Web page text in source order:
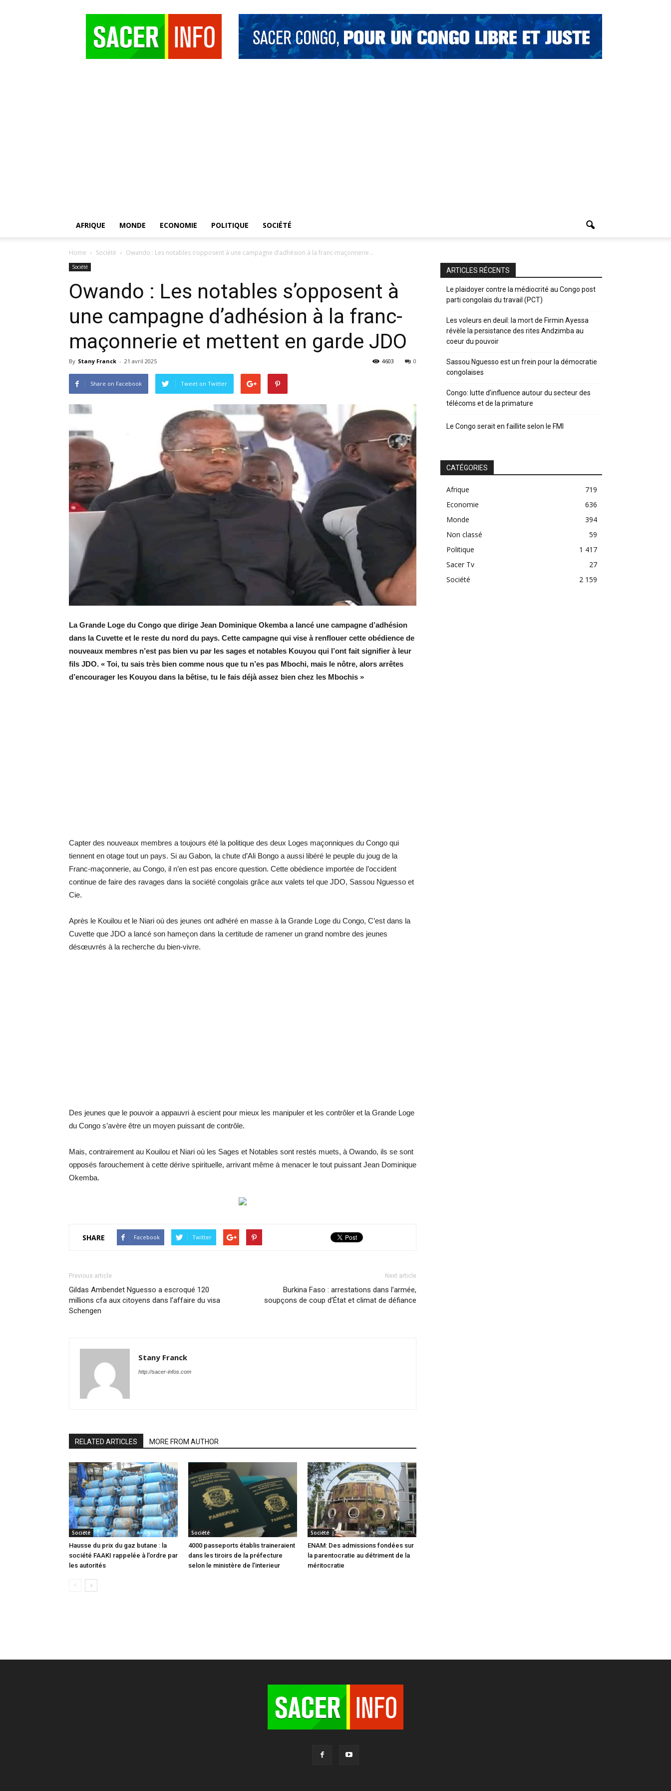
AFRIQUE MONDE ECONOMIE POLITIQUE SOCIÉTÉ
Home Société Owando : Les notables s’opposent à une campagne d’adhésion à la franc-maçonnerie...
Société
Owando : Les notables s’opposent à
une campagne d’adhésion à la franc-
maçonnerie et mettent en garde JDO
By Stany Franck - 21 avril 2025 0
4603
Share on Facebook Tweet on Twitter
La Grande Loge du Congo que dirige Jean Dominique Okemba a lancé une campagne d’adhésion
dans la Cuvette et le reste du nord du pays. Cette campagne qui vise à renflouer cette obédience de
nouveaux membres n’est pas bien vu par les sages et notables Kouyou qui l’ont fait signifier à leur
fils JDO. « Toi, tu sais très bien comme nous que tu n’es pas Mbochi, mais le nôtre, alors arrêtes
d’encourager les Kouyou dans la bêtise, tu le fais déjà assez bien chez les Mbochis »
Capter des nouveaux membres a toujours été la politique des deux Loges maçonniques du Congo qui
tiennent en otage tout un pays. Si au Gabon, la chute d’Ali Bongo a aussi libéré le peuple du joug de la
Franc-maçonnerie, au Congo, il n’en est pas encore question. Cette obédience importée de l’occident
continue de faire des ravages dans la société congolais grâce aux valets tel que JDO, Sassou Nguesso et
Cie.
Après le Kouilou et le Niari où des jeunes ont adhéré en masse à la Grande Loge du Congo, C’est dans la
Cuvette que JDO a lancé son hameçon dans la certitude de ramener un grand nombre des jeunes
désœuvrés à la recherche du bien-vivre.
Des jeunes que le pouvoir a appauvri à escient pour mieux les manipuler et les contrôler et la Grande Loge
du Congo s’avère être un moyen puissant de contrôle.
Mais, contrairement au Kouilou et Niari où les Sages et Notables sont restés muets, à Owando, ils se sont
opposés farouchement à cette dérive spirituelle, arrivant même à menacer le tout puissant Jean Dominique
Okemba.
SHARE Facebook Twitter
Previous article
Gildas Ambendet Nguesso a escroqué 120
millions cfa aux citoyens dans l’affaire du visa
Schengen
Next article
Burkina Faso : arrestations dans l’armée,
soupçons de coup d’État et climat de défiance
Stany Franck
http://sacer-infos.com
RELATED ARTICLES MORE FROM AUTHOR
Société
Hausse du prix du gaz butane : la
société FAAKI rappelée à l’ordre par
les autorités
Société
4000 passeports établis traineraient
dans les tiroirs de la préfecture
selon le ministère de l’interieur
Société
ENAM: Des admissions fondées sur
la parentocratie au détriment de la
méritocratie
ARTICLES RÉCENTS
Le plaidoyer contre la médiocrité au Congo post
parti congolais du travail (PCT)
Les voleurs en deuil: la mort de Firmin Ayessa
révèle la persistance des rites Andzimba au
coeur du pouvoir
Sassou Nguesso est un frein pour la démocratie
congolaises
Congo: lutte d’influence autour du secteur des
télécoms et de la primature
Le Congo serait en faillite selon le FMI
CATÉGORIES
Afrique
719
Economie
636
Monde
394
Non classé
59
Politique
1 417
Sacer Tv
27
Société
2 159